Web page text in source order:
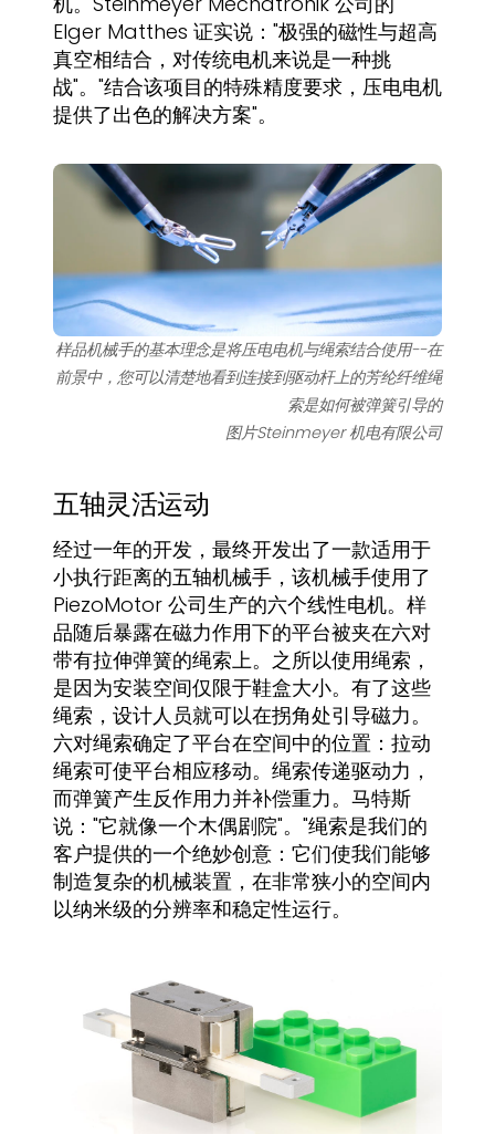
Elger Matthes 证实说："极强的磁性与超高
真空相结合，对传统电机来说是一种挑
战"。"结合该项目的特殊精度要求，压电电机
提供了出色的解决方案"。
样品机械手的基本理念是将压电电机与绳索结合使用--在
前景中，您可以清楚地看到连接到驱动杆上的芳纶纤维绳
索是如何被弹簧引导的
图片Steinmeyer 机电有限公司
五轴灵活运动
经过一年的开发，最终开发出了一款适用于
小执行距离的五轴机械手，该机械手使用了
PiezoMotor 公司生产的六个线性电机。样
品随后暴露在磁力作用下的平台被夹在六对
带有拉伸弹簧的绳索上。之所以使用绳索，
是因为安装空间仅限于鞋盒大小。有了这些
绳索，设计人员就可以在拐角处引导磁力。
六对绳索确定了平台在空间中的位置：拉动
绳索可使平台相应移动。绳索传递驱动力，
而弹簧产生反作用力并补偿重力。马特斯
说："它就像一个木偶剧院"。"绳索是我们的
客户提供的一个绝妙创意：它们使我们能够
制造复杂的机械装置，在非常狭小的空间内
以纳米级的分辨率和稳定性运行。